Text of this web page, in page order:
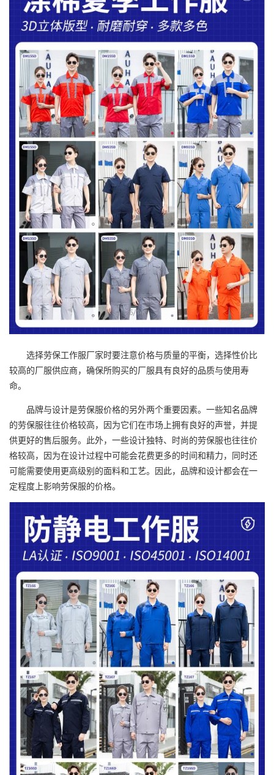
选择劳保工作服厂家时要注意价格与质量的平衡，选择性价比
较高的厂服供应商，确保所购买的厂服具有良好的品质与使用寿
命。
品牌与设计是劳保服价格的另外两个重要因素。一些知名品牌
的劳保服往往价格较高，因为它们在市场上拥有良好的声誉，并提
供更好的售后服务。此外，一些设计独特、时尚的劳保服也往往价
格较高，因为在设计过程中可能会花费更多的时间和精力，同时还
可能需要使用更高级别的面料和工艺。因此，品牌和设计都会在一
定程度上影响劳保服的价格。